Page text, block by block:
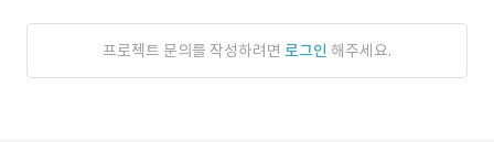
프로젝트 문의를 작성하려면 로그인 해주세요.